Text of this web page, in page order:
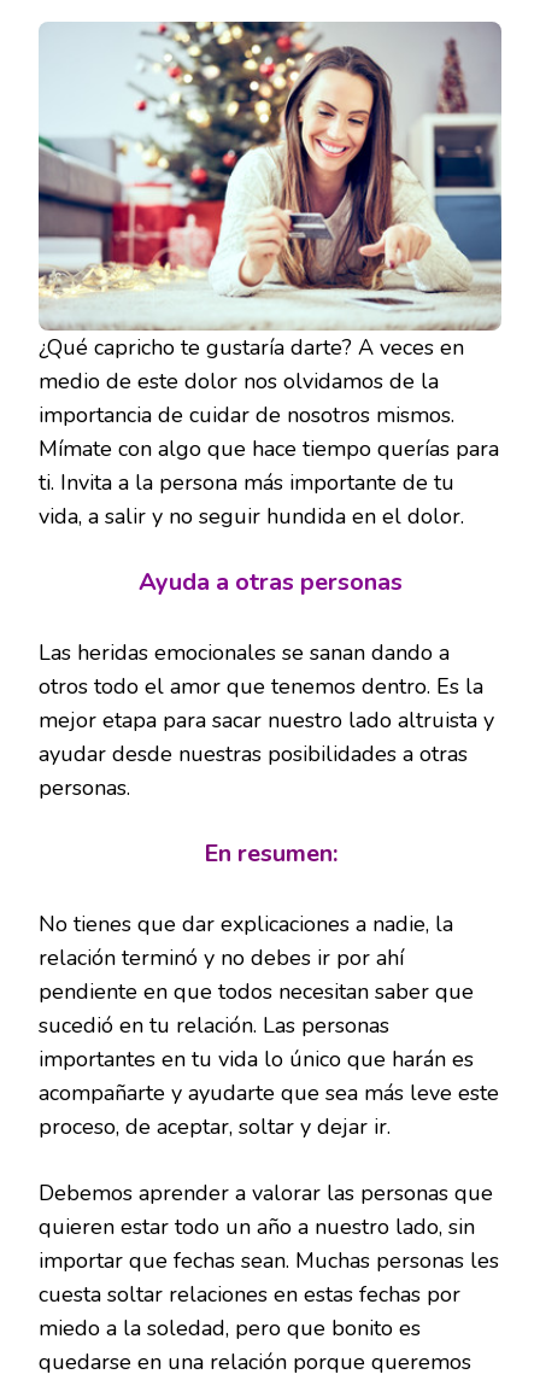
¿Qué capricho te gustaría darte? A veces en
medio de este dolor nos olvidamos de la
importancia de cuidar de nosotros mismos.
Mímate con algo que hace tiempo querías para
ti. Invita a la persona más importante de tu
vida, a salir y no seguir hundida en el dolor.
Ayuda a otras personas
Las heridas emocionales se sanan dando a
otros todo el amor que tenemos dentro. Es la
mejor etapa para sacar nuestro lado altruista y
ayudar desde nuestras posibilidades a otras
personas.
En resumen:
No tienes que dar explicaciones a nadie, la
relación terminó y no debes ir por ahí
pendiente en que todos necesitan saber que
sucedió en tu relación. Las personas
importantes en tu vida lo único que harán es
acompañarte y ayudarte que sea más leve este
proceso, de aceptar, soltar y dejar ir.
Debemos aprender a valorar las personas que
quieren estar todo un año a nuestro lado, sin
importar que fechas sean. Muchas personas les
cuesta soltar relaciones en estas fechas por
miedo a la soledad, pero que bonito es
quedarse en una relación porque queremos